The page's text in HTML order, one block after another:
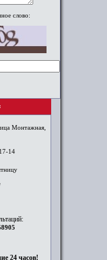
слово:
Монтажная,
14
24 часов!